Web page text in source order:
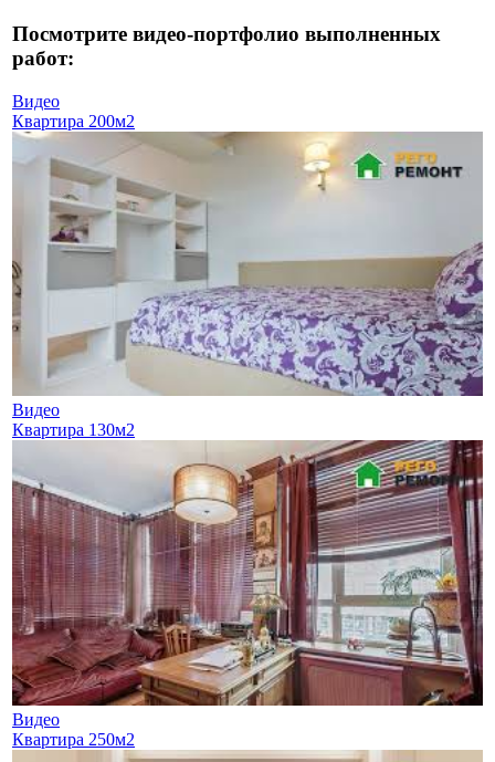
Посмотрите видео-портфолио выполненных
работ:
Видео
Квартира 200м2
Видео
Квартира 130м2
Видео
Квартира 250м2